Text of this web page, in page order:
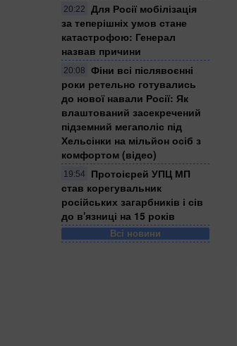
20:22
Для Росії мобілізація
за теперішніх умов стане
катастрофою: Генерал
назвав причини
20:08
Фіни всі післявоєнні
роки ретельно готувались
до нової навали Росії: Як
влаштований засекречений
підземний мегаполіс під
Хельсінки на мільйон осіб з
комфортом (відео)
19:54
Протоієрей УПЦ МП
став корегувальник
російських загарбників і сів
до в'язниці на 15 років
Всі новини